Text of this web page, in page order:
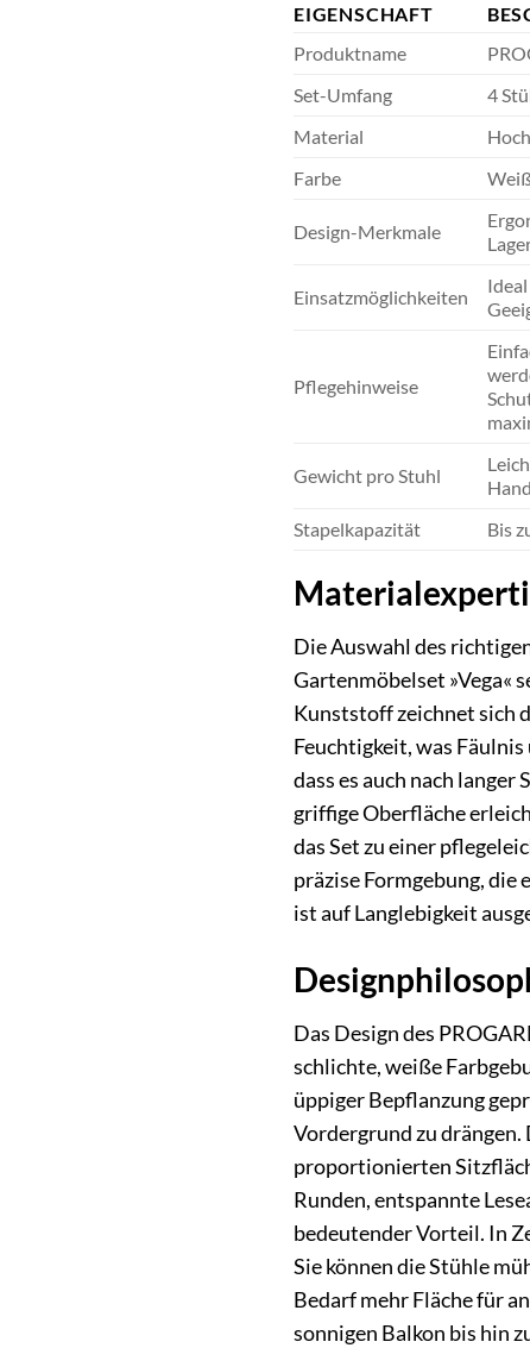
EIGENSCHAFT
Produktname
Set-Umfang
4
Material
Farbe
Design-Merkmale
Einsatzmöglichkeiten
Pflegehinweise
Gewicht pro Stuhl
Stapelkapazität
Bis
Die Auswahl des
Gartenmöbelset »Vega«
Kunststoff zeichnet sich
Feuchtigkeit, was
dass es auch nach
griffige Oberfläche
das Set zu einer
präzise Formgebung,
ist auf Langlebigkeit
Das Design des
schlichte, weiße
üppiger Bepflanzung
Vordergrund zu
proportionierten
Runden, entspannte
bedeutender Vorteil. In
Sie können die Stühle
Bedarf mehr Fläche für
sonnigen Balkon bis hin